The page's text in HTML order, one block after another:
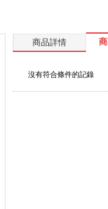
商品詳情
沒有符合條件的記錄